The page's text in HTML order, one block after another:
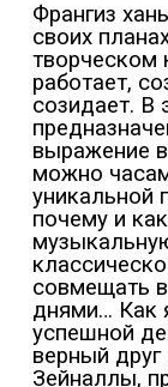
Франгиз
своих
творческом
работает,
созидает. В
выражение
можно
уникальной
почему и
совмещать
днями… Как
успешной
верный
Зейналлы,